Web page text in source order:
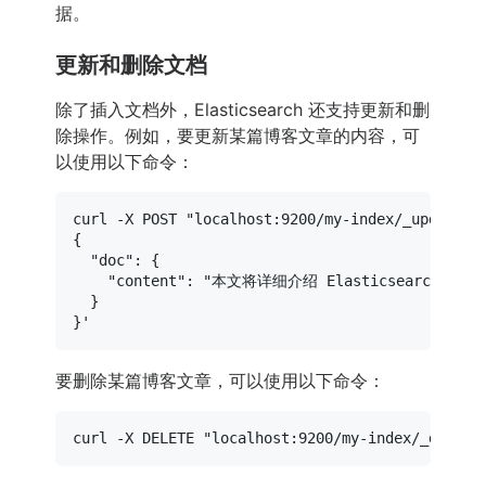
据。
更新和删除文档
除了插入文档外，Elasticsearch 还支持更新和删
除操作。例如，要更新某篇博客文章的内容，可
以使用以下命令：
curl -X POST "localhost:9200/my-index/_update/
{
  "doc": {
"content": "本文将详细介绍 Elasticsearch 的核心
  }
}'
要删除某篇博客文章，可以使用以下命令：
curl -X DELETE "localhost:9200/my-index/_doc/